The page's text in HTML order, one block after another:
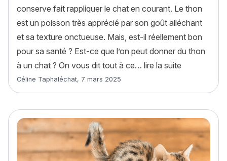
conserve fait rappliquer le chat en courant. Le thon
est un poisson très apprécié par son goût alléchant
et sa texture onctueuse. Mais, est-il réellement bon
pour sa santé ? Est-ce que l’on peut donner du thon
à un chat ? On vous dit tout à ce… lire la suite
Article rédigé par
Céline Taphaléchat, 7 mars 2025